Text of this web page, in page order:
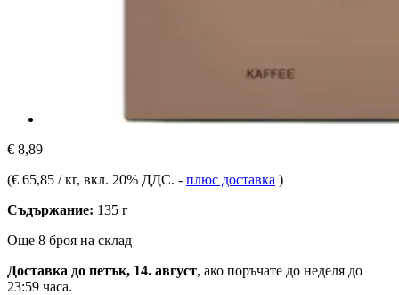
€ 8,89
(€ 65,85 / кг, вкл. 20% ДДС. - плюс доставка )
Съдържание: 135 г
Още 8 броя на склад
Доставка до петък, 14. август, ако поръчате до неделя до
23:59 часа.